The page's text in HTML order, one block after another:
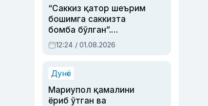
“Саккиз қатор шеърим
бошимга саккизта
бомба бўлган”.
Абдулла Ориповни
сиёсий айбловлардан
12:24 / 01.08.2026
Дунё
Мариупол қамалини
ёриб ўтган ва